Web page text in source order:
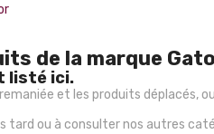
de la marque
listé ici.
et les produits déplacés,
tard ou à consulter nos autres